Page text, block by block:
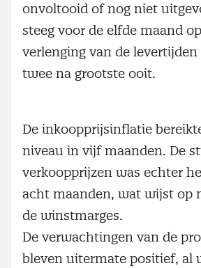
onvoltooid of nog niet
steeg voor de elfde maand
verlenging van de levertijden
twee na grootste ooit.
De inkoopprijsinflatie
niveau in vijf maanden. De
verkoopprijzen was echter
acht maanden, wat wijst op
de winstmarges.
De verwachtingen van de
bleven uitermate positief, al